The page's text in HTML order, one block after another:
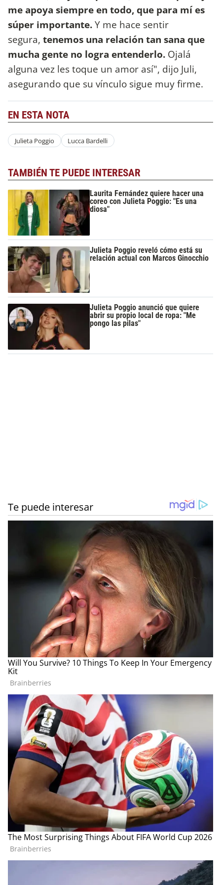
me apoya siempre en todo, que para mí es
súper importante.Y me hace sentir
segura, tenemos una relación tan sana que
mucha gente no logra entenderlo. Ojalá
alguna vez les toque un amor así", dijo Juli,
asegurando que su vínculo sigue muy firme.
EN ESTA NOTA
Julieta Poggio Lucca Bardelli
TAMBIÉN TE PUEDE INTERESAR
Laurita Fernández quiere hacer una
coreo con Julieta Poggio: "Es una
diosa"
Julieta Poggio reveló cómo está su
relación actual con Marcos Ginocchio
Julieta Poggio anunció que quiere
abrir su propio local de ropa: "Me
pongo las pilas"